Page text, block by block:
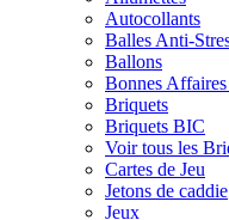
Autocollants
Balles Anti-
Ballons
Bonnes
Briquets
Briquets BIC
Voir tous les
Cartes de Jeu
Jetons de caddie
Jeux